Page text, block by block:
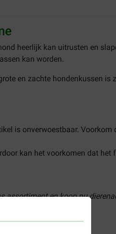
heerlijk kan uitrusten en
kan worden.
en zachte hondenkussen is
is onverwoestbaar.
kan het voorkomen dat het
en koop nu